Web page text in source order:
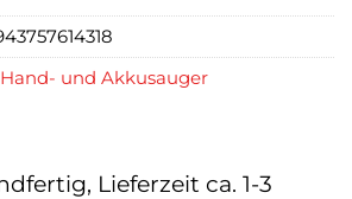
Lieferzeit ca. 1-3
und Akkusauger